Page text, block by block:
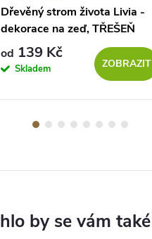
Dřevěný strom života Livia -
dekorace na zeď, TŘEŠEŇ
od 139 Kč
Skladem ZOBRAZIT